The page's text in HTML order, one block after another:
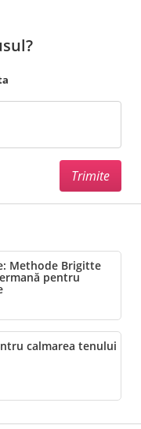
Methode Brigitte
pentru
calmarea tenului